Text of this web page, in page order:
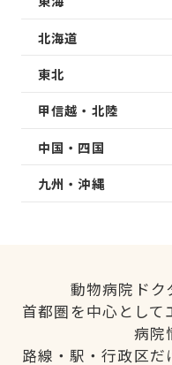
北海道
東北
甲信越・北陸
中国・四国
九州・沖縄
動物病院ドク
首都圏を中心とし
病院
路線・駅・行政区